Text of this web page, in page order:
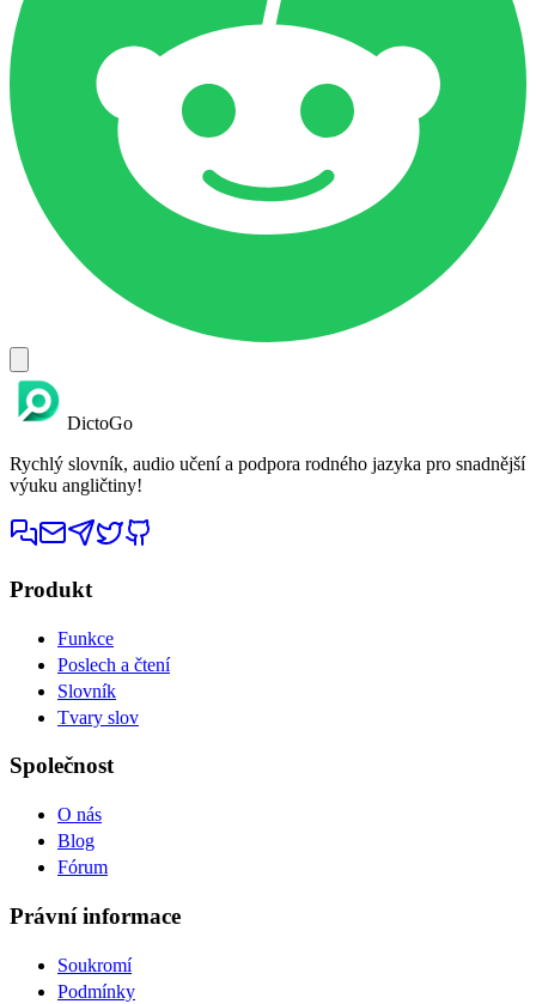
DictoGo
Rychlý slovník, audio učení a podpora rodného jazyka pro snadnější
výuku angličtiny!
Produkt
Funkce
Poslech a čtení
Slovník
Tvary slov
Společnost
O nás
Blog
Fórum
Právní informace
Soukromí
Podmínky